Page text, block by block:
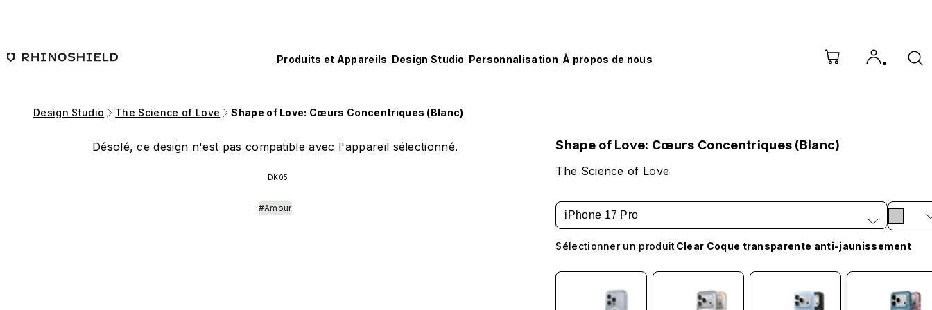
Produits et Appareils Design Studio Personnalisation À propos de nous
Design Studio The Science of Love Shape of Love: Cœurs Concentriques (Blanc)
Désolé, ce design n'est pas compatible avec l'appareil sélectionné.
DK05
#Amour
Shape of Love: Cœurs Concentriques (Blanc)
The Science of Love
iPhone 17 Pro
Sélectionner un produit Clear Coque transparente anti-jaunissement